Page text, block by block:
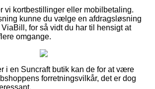
vi kortbestillinger eller mobilbetaling.
kunne du vælge en afdragsløsning
for så vidt du har til hensigt at
omgange.
i en Suncraft butik kan de for at være
forretningsvilkår, det er dog